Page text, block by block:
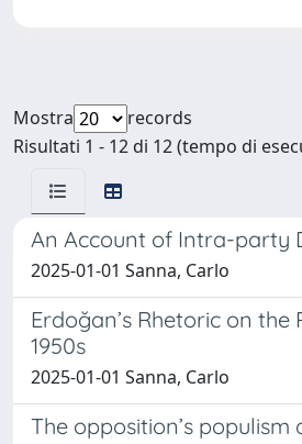
Mostra
records
Risultati 1 - 12 di 12 (tempo di
An Account of Intra-party
2025-01-01 Sanna, Carlo
Erdoğan’s Rhetoric on
1950s
2025-01-01 Sanna, Carlo
The opposition’s